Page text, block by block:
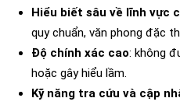
Hiểu biết sâu về lĩnh vực
quy chuẩn, văn phong đặc
Độ chính xác cao: không
hoặc gây hiểu lầm.
Kỹ năng tra cứu và cập